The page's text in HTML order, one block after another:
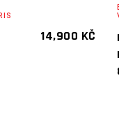
14,900 KČ